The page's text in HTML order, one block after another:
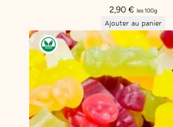
2,90 € les 100g
Ajouter au panier